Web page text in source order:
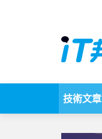
技術文章